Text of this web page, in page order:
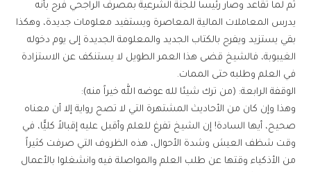
ثم لما تقاعد وصار رئيسا للجنة الشرعية بمصرف الراجحي فرح بأنه
يدرس المعاملات المالية المعاصرة ويستفيد معلومات جديدة، وهكذا
بقي يستزيد ويفرح بالكتاب الجديد والمعلومة الجديدة إلى يوم دخوله
الغيبوبة، فالشيخ قضى هذا العمر الطويل لا يستنكف عن الاستزادة
في العلم وطلبه حتى الممات.
الوقفة الرابعة: (من ترك شيئا لله عوضه الله خيراً منه):
وهذا وإن كان من الأحاديث المشتهرة التي لا تصح رواية إلا أن معناه
صحيح، أيها السادة! إن الشيخ تفرغ للعلم وأقبل عليه إقبالاً كليًّا، في
وقت شظف العيش وشدة الأحوال، هذه الظروف التي صرفت كثيراً
من الأذكياء وقتها عن طلب العلم والمواصلة فيه وانشغلوا بالأعمال